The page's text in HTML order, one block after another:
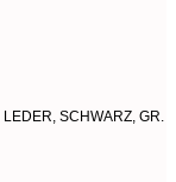
SCHWARZ, GR.